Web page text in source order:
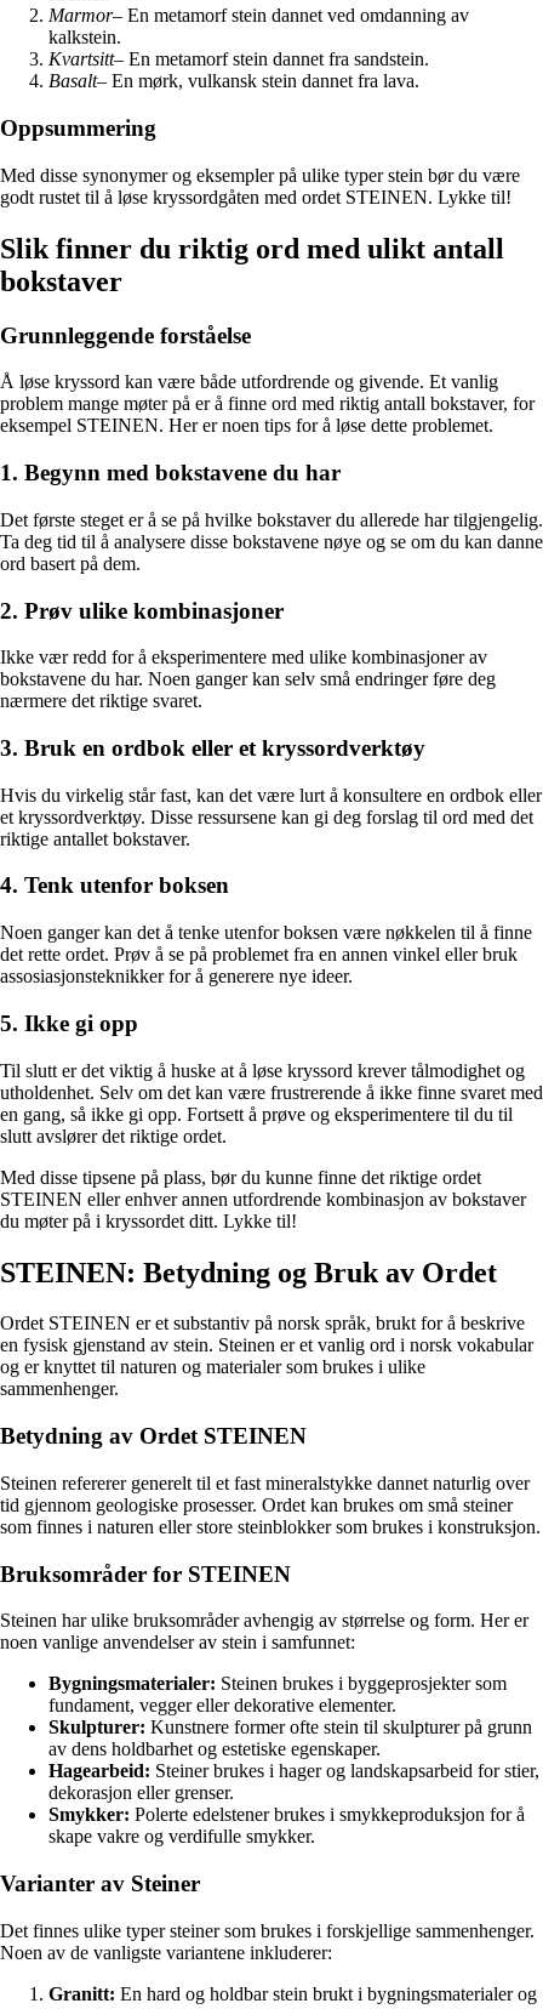
Marmor– En metamorf stein dannet ved omdanning av
kalkstein.
Kvartsitt– En metamorf stein dannet fra sandstein.
Basalt– En mørk, vulkansk stein dannet fra lava.
Oppsummering
Med disse synonymer og eksempler på ulike typer stein bør du være
godt rustet til å løse kryssordgåten med ordet STEINEN. Lykke til!
Slik finner du riktig ord med ulikt antall
bokstaver
Grunnleggende forståelse
Å løse kryssord kan være både utfordrende og givende. Et vanlig
problem mange møter på er å finne ord med riktig antall bokstaver, for
eksempel STEINEN. Her er noen tips for å løse dette problemet.
1. Begynn med bokstavene du har
Det første steget er å se på hvilke bokstaver du allerede har tilgjengelig.
Ta deg tid til å analysere disse bokstavene nøye og se om du kan danne
ord basert på dem.
2. Prøv ulike kombinasjoner
Ikke vær redd for å eksperimentere med ulike kombinasjoner av
bokstavene du har. Noen ganger kan selv små endringer føre deg
nærmere det riktige svaret.
3. Bruk en ordbok eller et kryssordverktøy
Hvis du virkelig står fast, kan det være lurt å konsultere en ordbok eller
et kryssordverktøy. Disse ressursene kan gi deg forslag til ord med det
riktige antallet bokstaver.
4. Tenk utenfor boksen
Noen ganger kan det å tenke utenfor boksen være nøkkelen til å finne
det rette ordet. Prøv å se på problemet fra en annen vinkel eller bruk
assosiasjonsteknikker for å generere nye ideer.
5. Ikke gi opp
Til slutt er det viktig å huske at å løse kryssord krever tålmodighet og
utholdenhet. Selv om det kan være frustrerende å ikke finne svaret med
en gang, så ikke gi opp. Fortsett å prøve og eksperimentere til du til
slutt avslører det riktige ordet.
Med disse tipsene på plass, bør du kunne finne det riktige ordet
STEINEN eller enhver annen utfordrende kombinasjon av bokstaver
du møter på i kryssordet ditt. Lykke til!
STEINEN: Betydning og Bruk av Ordet
Ordet STEINEN er et substantiv på norsk språk, brukt for å beskrive
en fysisk gjenstand av stein. Steinen er et vanlig ord i norsk vokabular
og er knyttet til naturen og materialer som brukes i ulike
sammenhenger.
Betydning av Ordet STEINEN
Steinen refererer generelt til et fast mineralstykke dannet naturlig over
tid gjennom geologiske prosesser. Ordet kan brukes om små steiner
som finnes i naturen eller store steinblokker som brukes i konstruksjon.
Bruksområder for STEINEN
Steinen har ulike bruksområder avhengig av størrelse og form. Her er
noen vanlige anvendelser av stein i samfunnet:
Bygningsmaterialer: Steinen brukes i byggeprosjekter som
fundament, vegger eller dekorative elementer.
Skulpturer: Kunstnere former ofte stein til skulpturer på grunn
av dens holdbarhet og estetiske egenskaper.
Hagearbeid: Steiner brukes i hager og landskapsarbeid for stier,
dekorasjon eller grenser.
Smykker: Polerte edelstener brukes i smykkeproduksjon for å
skape vakre og verdifulle smykker.
Varianter av Steiner
Det finnes ulike typer steiner som brukes i forskjellige sammenhenger.
Noen av de vanligste variantene inkluderer:
Granitt: En hard og holdbar stein brukt i bygningsmaterialer og